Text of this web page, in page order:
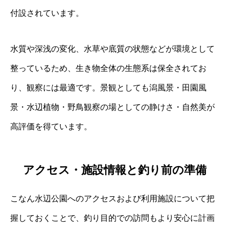
付設されています。
水質や深浅の変化、水草や底質の状態などが環境として
整っているため、生き物全体の生態系は保全されてお
り、観察には最適です。景観としても潟風景・田園風
景・水辺植物・野鳥観察の場としての静けさ・自然美が
高評価を得ています。
アクセス・施設情報と釣り前の準備
こなん水辺公園へのアクセスおよび利用施設について把
握しておくことで、釣り目的での訪問もより安心に計画